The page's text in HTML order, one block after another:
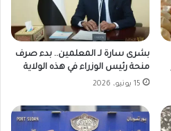
بشرى سارة لـ المعلمين.. بدء صرف
منحة رئيس الوزراء في هذه الولاية
15 يونيو، 2026